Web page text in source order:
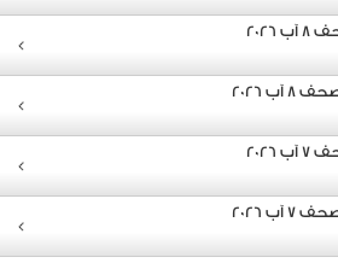
2026
آب 2026
2026
آب 2026